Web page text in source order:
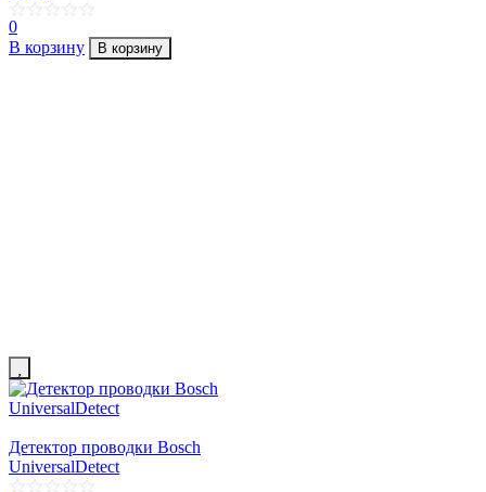
0
В корзину
В корзину
Детектор проводки Bosch
UniversalDetect